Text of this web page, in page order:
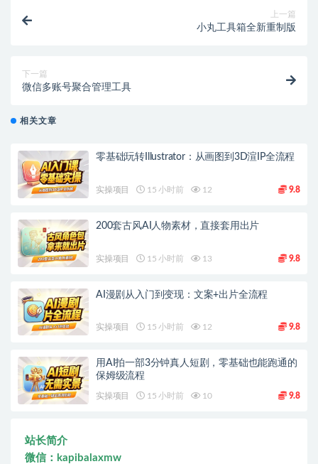
上一篇
小丸工具箱全新重制版
下一篇
微信多账号聚合管理工具
相关文章
零基础玩转Illustrator：从画图到3D渲IP全流程
实操项目 15 小时前 12 9.8
200套古风AI人物素材，直接套用出片
实操项目 15 小时前 13 9.8
AI漫剧从入门到变现：文案+出片全流程
实操项目 15 小时前 12 9.8
用AI拍一部3分钟真人短剧，零基础也能跑通的
保姆级流程
实操项目 15 小时前 10 9.8
站长简介
微信：kapibalaxmw